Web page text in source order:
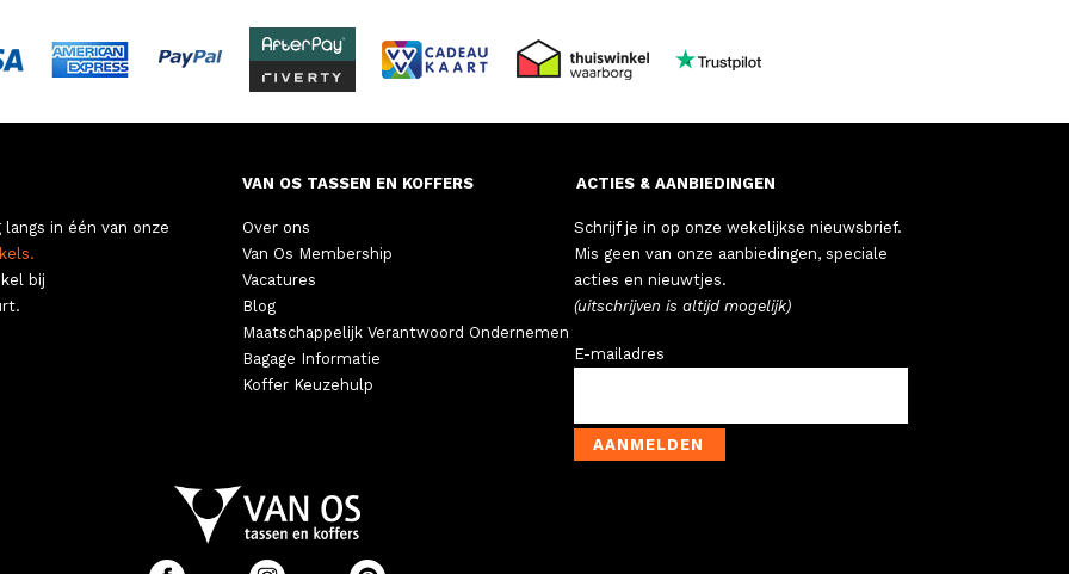
langs in één van onze
bij
VAN OS TASSEN EN KOFFERS
Over ons
Van Os Membership
Vacatures
Blog
Maatschappelijk Verantwoord Ondernemen
Bagage Informatie
Koffer Keuzehulp
ACTIES & AANBIEDINGEN
Schrijf je in op onze wekelijkse nieuwsbrief.
Mis geen van onze aanbiedingen, speciale
acties en nieuwtjes.
(uitschrijven is altijd mogelijk)
E-mailadres
AANMELDEN